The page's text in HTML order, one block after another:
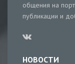
общения на
публикации и
НОВОСТИ